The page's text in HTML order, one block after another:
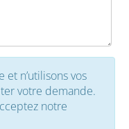
n’utilisons vos
votre demande.
notre